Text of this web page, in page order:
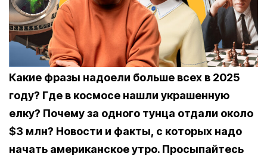
Какие фразы надоели больше всех в 2025
году? Где в космосе нашли украшенную
елку? Почему за одного тунца отдали около
$3 млн? Новости и факты, с которых надо
начать американское утро. Просыпайтесь